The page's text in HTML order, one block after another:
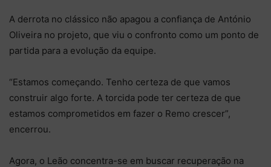
A derrota no clássico não apagou a confiança de António
Oliveira no projeto, que viu o confronto como um ponto de
partida para a evolução da equipe.
“Estamos começando. Tenho certeza de que vamos
construir algo forte. A torcida pode ter certeza de que
estamos comprometidos em fazer o Remo crescer”,
encerrou.
Agora, o Leão concentra-se em buscar recuperação na